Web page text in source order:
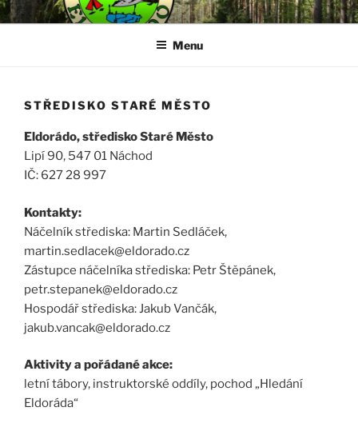
Přejít
k
ELDORÁDO, SPOLEK DĚTÍ A
Menu
STŘEDISKO STARÉ MĚSTO
Eldorádo, středisko Staré Město
Lipí 90, 547 01 Náchod
IČ: 627 28 997
Kontakty:
Náčelník střediska: Martin Sedláček,
martin.sedlacek@eldorado.cz
Zástupce náčelníka střediska: Petr Štěpánek,
petr.stepanek@eldorado.cz
Hospodář střediska: Jakub Vančák,
jakub.vancak@eldorado.cz
Aktivity a pořádané akce:
letní tábory, instruktorské oddíly, pochod „Hledání
Eldoráda“